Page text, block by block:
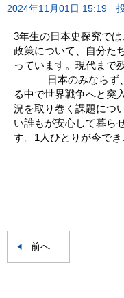
2024年11月01日 15:19
3年生の日本史探究で
政策について、自分た
っています。現代まで
日本のみならず、
る中で世界戦争へと突
況を取り巻く課題につ
い誰もが安心して暮ら
す。1人ひとりが今でき
前へ